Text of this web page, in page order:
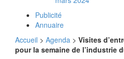
Publicité
Annuaire
Accueil > Agenda > Visites
pour la semaine de l’industrie